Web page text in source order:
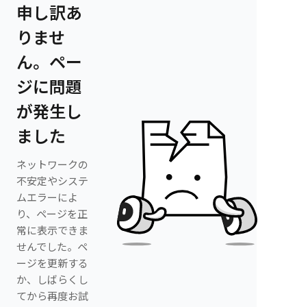
申し訳あ
りませ
ん。ペー
ジに問題
が発生し
ました
ネットワークの
不安定やシステ
ムエラーによ
り、ページを正
常に表示できま
せんでした。ペ
ージを更新する
か、しばらくし
てから再度お試